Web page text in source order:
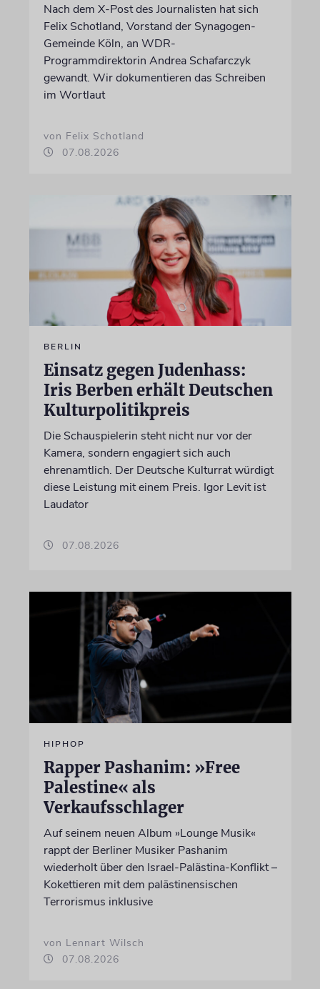
Nach dem X-Post des Journalisten hat sich
Felix Schotland, Vorstand der Synagogen-
Gemeinde Köln, an WDR-
Programmdirektorin Andrea Schafarczyk
gewandt. Wir dokumentieren das Schreiben
im Wortlaut
von Felix Schotland
07.08.2026
BERLIN
Einsatz gegen Judenhass:
Iris Berben erhält Deutschen
Kulturpolitikpreis
Die Schauspielerin steht nicht nur vor der
Kamera, sondern engagiert sich auch
ehrenamtlich. Der Deutsche Kulturrat würdigt
diese Leistung mit einem Preis. Igor Levit ist
Laudator
07.08.2026
HIPHOP
Rapper Pashanim: »Free
Palestine« als
Verkaufsschlager
Auf seinem neuen Album »Lounge Musik«
rappt der Berliner Musiker Pashanim
wiederholt über den Israel-Palästina-Konflikt –
Kokettieren mit dem palästinensischen
Terrorismus inklusive
von Lennart Wilsch
07.08.2026